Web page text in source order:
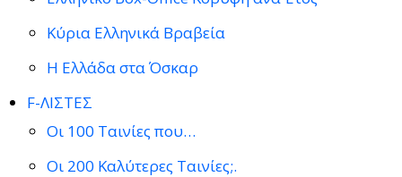
Κύρια Ελληνικά Βραβεία
Η Ελλάδα στα Όσκαρ
F-ΛΙΣΤΕΣ
Οι 100 Ταινίες που…
Οι 200 Καλύτερες Ταινίες;.